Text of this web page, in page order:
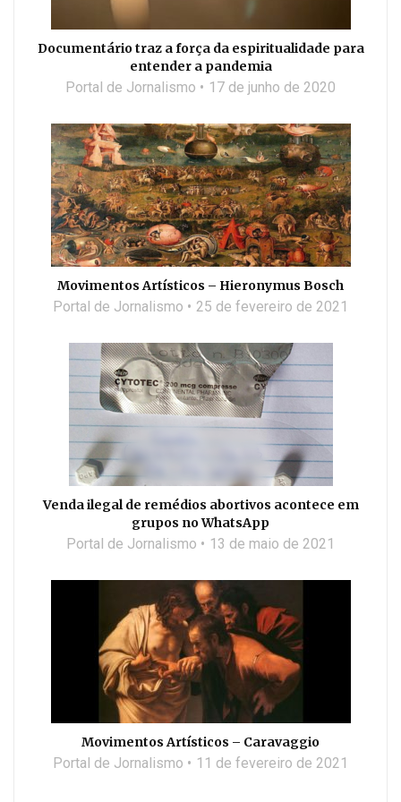
Documentário traz a força da espiritualidade para
entender a pandemia
Portal de Jornalismo 17 de junho de 2020
Movimentos Artísticos – Hieronymus Bosch
Portal de Jornalismo 25 de fevereiro de 2021
Venda ilegal de remédios abortivos acontece em
grupos no WhatsApp
Portal de Jornalismo 13 de maio de 2021
Movimentos Artísticos – Caravaggio
Portal de Jornalismo 11 de fevereiro de 2021